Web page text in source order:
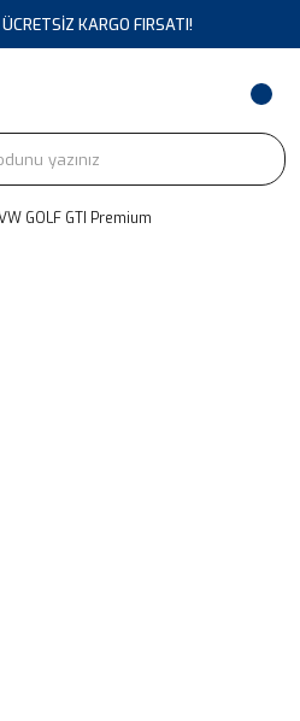
KARGO FIRSATI!